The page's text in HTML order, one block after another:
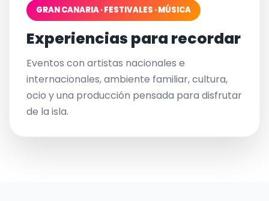
GRAN CANARIA · FESTIVALES · MÚSICA
Experiencias para recordar
Eventos con artistas nacionales e
internacionales, ambiente familiar, cultura,
ocio y una producción pensada para disfrutar
de la isla.